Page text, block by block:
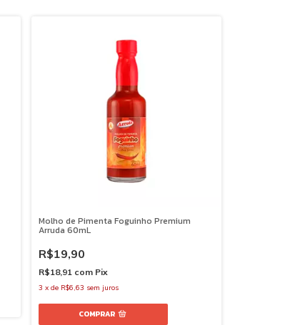
Molho de Pimenta Foguinho Premium
Arruda 60mL
R$19,90
R$18,91 com Pix
3 x de R$6,63 sem juros